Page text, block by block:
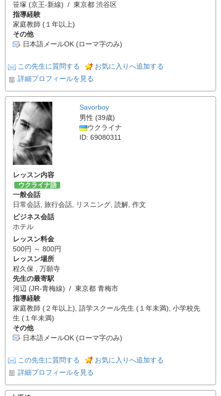
笹塚 (京王-新線) / 東京都 渋谷区
指導経験
家庭教師 (１年以上)
その他
日本語メールOK (ローマ字のみ)
この先生に質問する
お気に入りへ追加する
詳細プロフィールを見る
Savorboy
男性 (39歳)
ウクライナ
ID: 69080311
レッスン内容
ウクライナ語
一般会話
日常会話 旅行会話 リスニング 読解 作文
ビジネス会話
ホテル
レッスン料金
500円 ～ 800円
レッスン場所
程久保 , 万願寺
先生の最寄駅
河辺 (JR-青梅線) / 東京都 青梅市
指導経験
家庭教師 (２年以上), 語学スクール先生 (１年未満), 小学校先
生 (１年未満)
その他
日本語メールOK (ローマ字のみ)
この先生に質問する
お気に入りへ追加する
詳細プロフィールを見る